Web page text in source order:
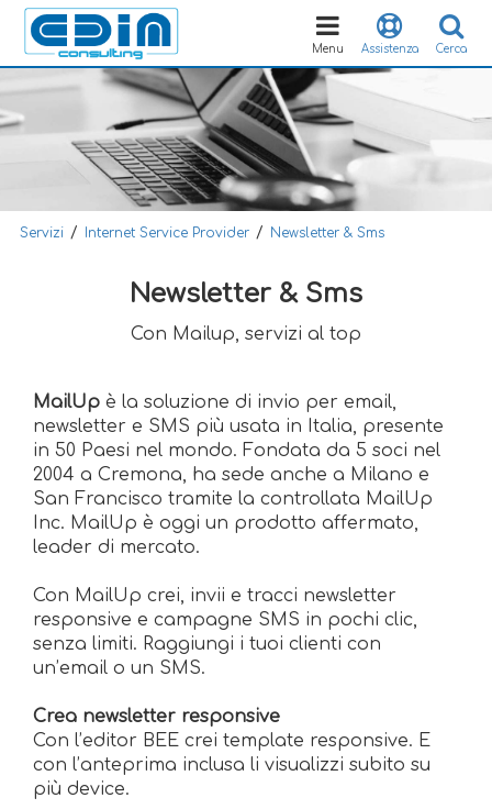
Cerca
Assistenza
Toggle
navigation
Menu
Servizi / Internet Service Provider / Newsletter & Sms
Newsletter & Sms
Con Mailup, servizi al top
MailUp è la soluzione di invio per email,
newsletter e SMS più usata in Italia, presente
in 50 Paesi nel mondo. Fondata da 5 soci nel
2004 a Cremona, ha sede anche a Milano e
San Francisco tramite la controllata MailUp
Inc. MailUp è oggi un prodotto affermato,
leader di mercato.
Con MailUp crei, invii e tracci newsletter
responsive e campagne SMS in pochi clic,
senza limiti. Raggiungi i tuoi clienti con
un’email o un SMS.
Crea newsletter responsive
Con l’editor BEE crei template responsive. E
con l’anteprima inclusa li visualizzi subito su
più device.